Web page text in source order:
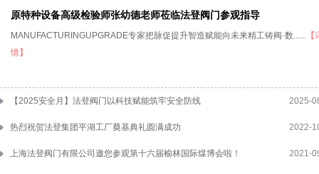
原特种设备高级检验师张幼德老师莅临法登阀门参观指导
MANUFACTURINGUPGRADE专家把脉促提升智造赋能向未来精工铸阀·数...... 【
情】
【2025安全月】法登阀门以科技赋能筑牢安全防线 2025-
热烈祝贺法登集团平湖工厂奠基典礼圆满成功 2022-
上海法登阀门有限公司邀您参观第十六届榆林国际煤博会啦！ 2021-